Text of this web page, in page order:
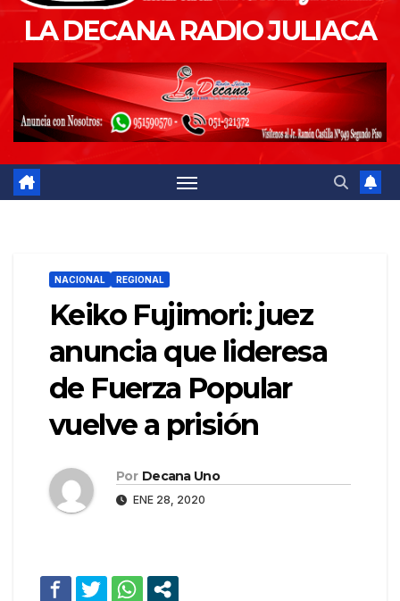
LA DECANA RADIO JULIACA
NACIONAL REGIONAL
Keiko Fujimori: juez
anuncia que lideresa
de Fuerza Popular
vuelve a prisión
Por Decana Uno
ENE 28, 2020